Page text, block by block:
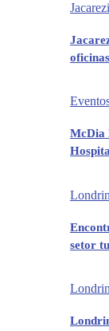
McDia
setor